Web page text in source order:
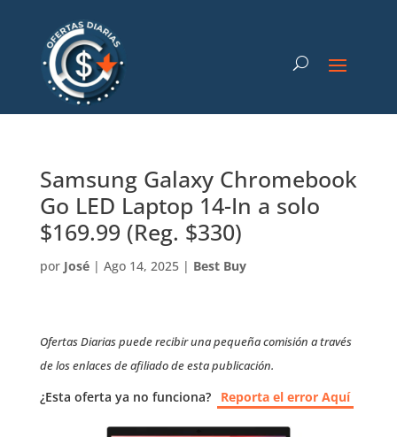
Samsung Galaxy Chromebook
Go LED Laptop 14-In a solo
$169.99 (Reg. $330)
por José| Ago 14, 2025| Best Buy
Ofertas Diarias puede recibir una pequeña comisión a través
de los enlaces de afiliado de esta publicación.
¿Esta oferta ya no funciona? Reporta el error Aquí